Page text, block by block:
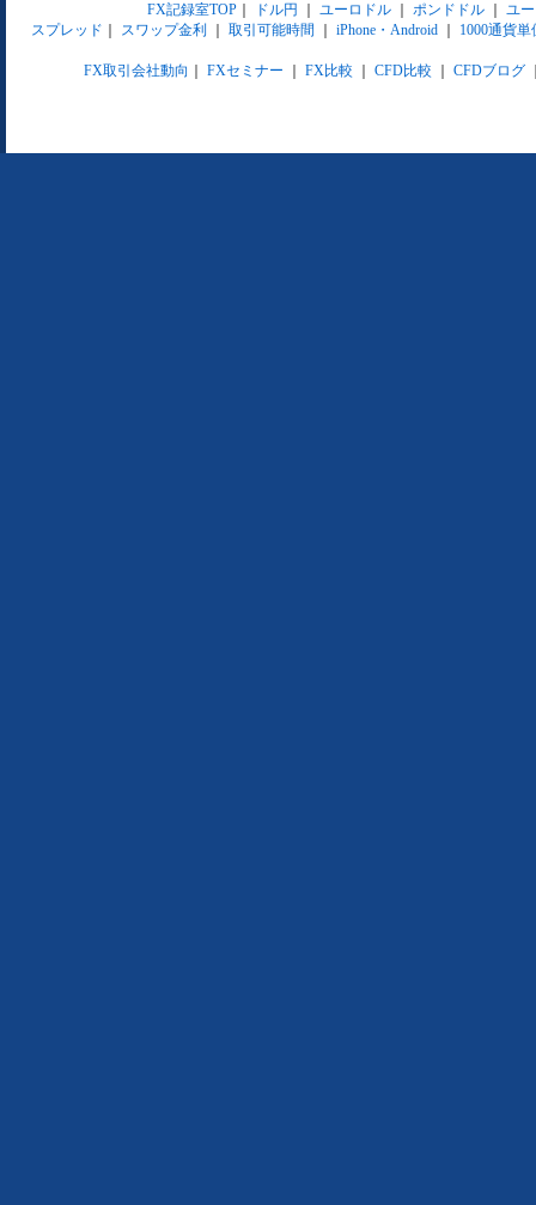
FX記録室TOP｜ ドル円 ユーロドル｜ ポンドドル｜ ユ
スプレッド
スワップ金利 取引可能時間 iPhone・Android 1000通貨単
FX取引会社動向 FXセミナー FX比較 CFD比較 CFDブログ